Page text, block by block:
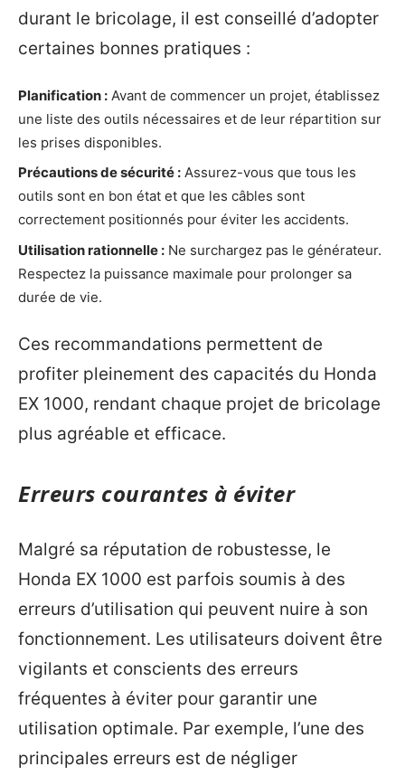
durant le bricolage, il est conseillé d’adopter
certaines bonnes pratiques :
Planification : Avant de commencer un projet, établissez
une liste des outils nécessaires et de leur répartition sur
les prises disponibles.
Précautions de sécurité : Assurez-vous que tous les
outils sont en bon état et que les câbles sont
correctement positionnés pour éviter les accidents.
Utilisation rationnelle : Ne surchargez pas le générateur.
Respectez la puissance maximale pour prolonger sa
durée de vie.
Ces recommandations permettent de
profiter pleinement des capacités du Honda
EX 1000, rendant chaque projet de bricolage
plus agréable et efficace.
Erreurs courantes à éviter
Malgré sa réputation de robustesse, le
Honda EX 1000 est parfois soumis à des
erreurs d’utilisation qui peuvent nuire à son
fonctionnement. Les utilisateurs doivent être
vigilants et conscients des erreurs
fréquentes à éviter pour garantir une
utilisation optimale. Par exemple, l’une des
principales erreurs est de négliger